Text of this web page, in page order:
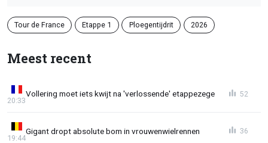
Tour de France Etappe 1 Ploegentijdrit 2026
Meest recent
Vollering moet iets kwijt na 'verlossende' etappezege
20:33
52
Gigant dropt absolute bom in vrouwenwielrennen
19:44
36